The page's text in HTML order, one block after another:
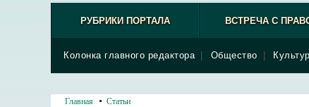
РУБРИКИ ПОРТАЛА ВСТРЕЧА С
Колонка главного редактора Общество
Главная Статьи